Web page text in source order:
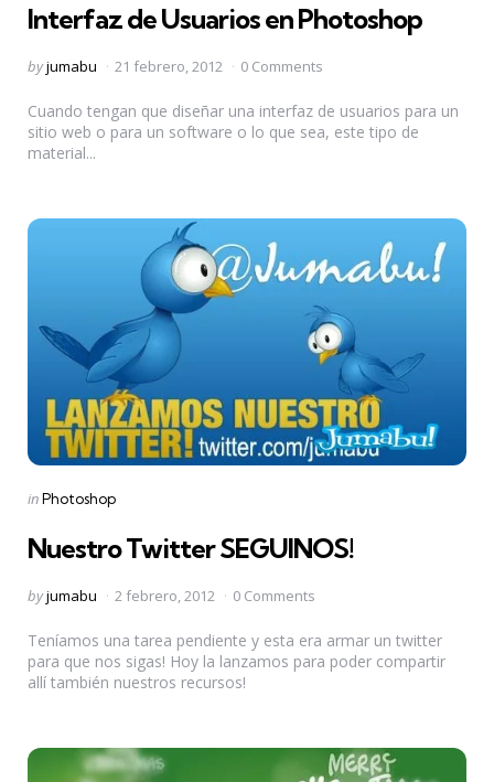
Interfaz de Usuarios en Photoshop
Posted
byjumabu 21 febrero, 2012 0 Comments
Cuando tengan que diseñar una interfaz de usuarios para un
sitio web o para un software o lo que sea, este tipo de
material...
Categories
Posted
inPhotoshop
Nuestro Twitter SEGUINOS!
Posted
byjumabu 2 febrero, 2012 0 Comments
Teníamos una tarea pendiente y esta era armar un twitter
para que nos sigas! Hoy la lanzamos para poder compartir
allí también nuestros recursos!